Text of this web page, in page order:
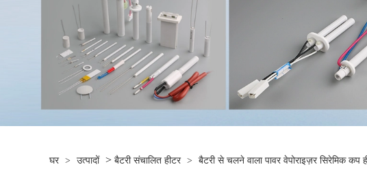
घर > उत्पादों > बैटरी संचालित हीटर > बैटरी से चलने वाला पावर वेपोराइज़र सिरेमिक कप